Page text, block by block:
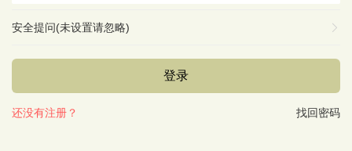
安全提问(未设置请忽略)
登录
找回密码
还没有注册？